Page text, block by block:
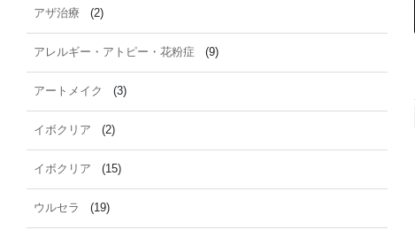
アザ治療 (2)
アレルギー・アトピー・花粉症 (9)
アートメイク (3)
イボクリア (2)
イボクリア (15)
ウルセラ (19)